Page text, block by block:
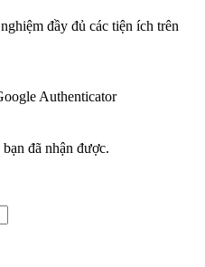
đầy đủ các tiện ích trên
Authenticator
đã nhận được.